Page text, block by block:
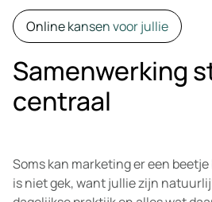
Online kansen voor jullie
Samenwerking
centraal
Soms kan marketing er een
is niet gek, want jullie zijn